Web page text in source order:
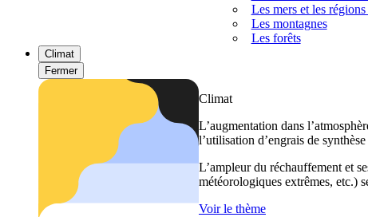
Les mers et les
Les montagnes
Les forêts
Climat
Fermer
Climat
L’augmentation dans
l’utilisation d’engrais de
L’ampleur du réchauffement et
météorologiques extrêmes, etc.)
Voir le thème